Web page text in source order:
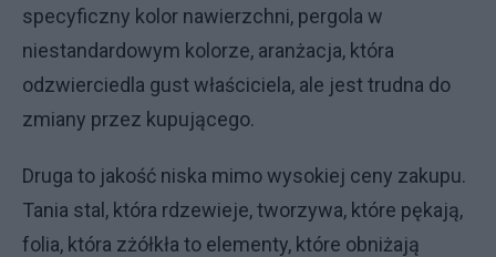
specyficzny kolor nawierzchni, pergola w
niestandardowym kolorze, aranżacja, która
odzwierciedla gust właściciela, ale jest trudna do
zmiany przez kupującego.
Druga to jakość niska mimo wysokiej ceny zakupu.
Tania stal, która rdzewieje, tworzywa, które pękają,
folia, która zżółkła to elementy, które obniżają